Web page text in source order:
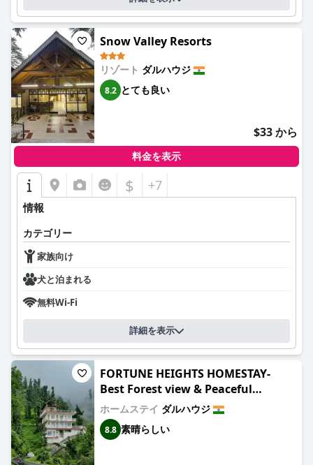
Snow Valley Resorts
リゾート ダルハウジ
8.2 とても良い
$33 から
料金を表示
$ +7
情報
カテゴリー
家族向け
犬と泊まれる
無料Wi-Fi
詳細を表示
FORTUNE HEIGHTS HOMESTAY-
Best Forest view & Peaceful
surrounding
ホームステイ ダルハウジ
8.8 素晴らしい